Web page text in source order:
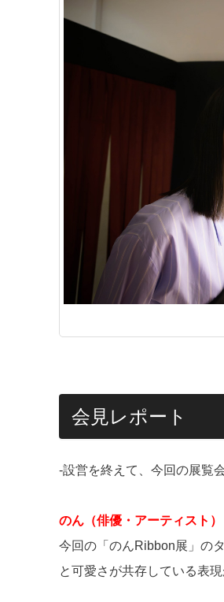
会見レポート
‐設営を終えて、今回の展覧
のん（俳優・アーティスト）
今回の「のんRibbon展」の
と可愛さが共存している表